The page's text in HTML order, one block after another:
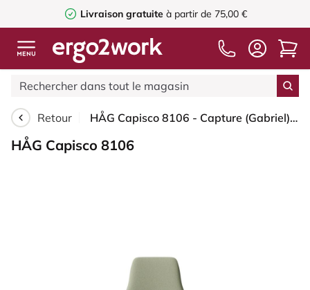
Livraison gratuite à partir de 75,00 €
Retour HÅG Capisco 8106 - Capture (Gabriel) - Laine / Polyamide - CPT5101 - Green-grey - Blanc - 200 mm (hauteur d’assise 46–64 cm) - Roues souples pour sols durs
HÅG Capisco 8106